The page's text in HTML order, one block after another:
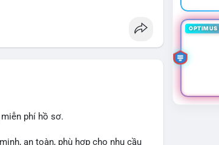
phí hồ sơ.
an toàn, phù hợp cho nhu cầu
OPTIMUS